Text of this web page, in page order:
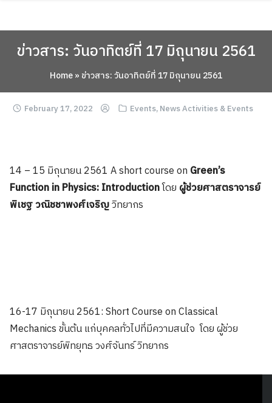
RESEARCH
Apply Now!
ข่าวสาร: วันอาทิตย์ที่ 17 มิถุนายน 2561
Home» ข่าวสาร: วันอาทิตย์ที่ 17 มิถุนายน 2561
February 17, 2022 Events,News Activities & Events
14 – 15 มิถุนายน 2561 A short course on Green’s
Function in Physics: Introductionโดย ผู้ช่วยศาสตราจารย์
พิเชฐ วณิชชาพงศ์เจริญวิทยากร
16-17 มิถุนายน 2561: Short Course on Classical
Mechanics ขั้นต้น แก่บุคคลทั่วไปที่มีความสนใจ โดย ผู้ช่วย
ศาสตราจารย์พิทยุทธ วงศ์จันทร์ วิทยากร